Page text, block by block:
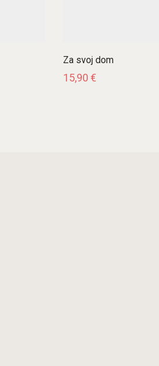
Za svoj dom
15,90 €